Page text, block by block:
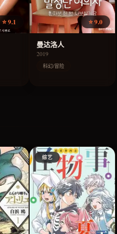
⭐ 9.1 ⭐ 9.0
曼达洛人
2019
科幻/冒险
综艺